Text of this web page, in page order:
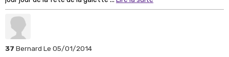
37 Bernard Le 05/01/2014